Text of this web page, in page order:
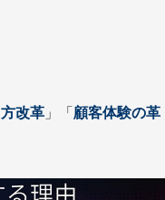
改革 」「 顧客体験の革